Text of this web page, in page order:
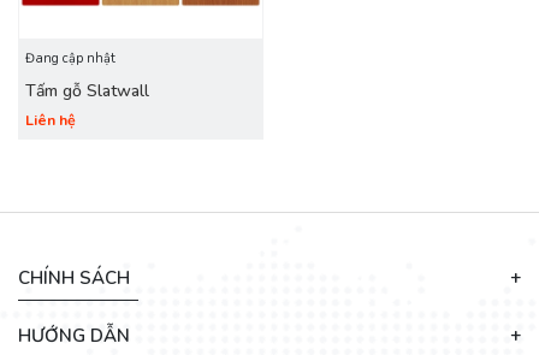
Đang cập nhật
Tấm gỗ Slatwall
Liên hệ
CHÍNH SÁCH
HƯỚNG DẪN